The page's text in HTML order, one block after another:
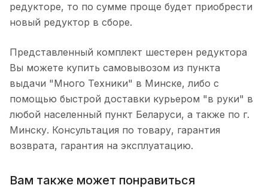
редукторе, то по сумме проще будет приобрести
новый редуктор в сборе.
Представленный комплект шестерен редуктора
Вы можете купить самовывозом из пункта
выдачи "Много Техники" в Минске, либо с
помощью быстрой доставки курьером "в руки" в
любой населенный пункт Беларуси, а также по г.
Минску. Консультация по товару, гарантия
возврата, гарантия на эксплуатацию.
Вам также может понравиться